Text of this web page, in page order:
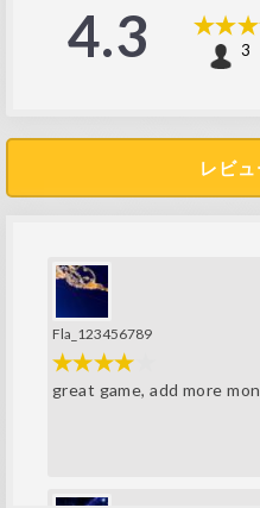
4.3 3
レビュ
Fla_123456789
great game, add more